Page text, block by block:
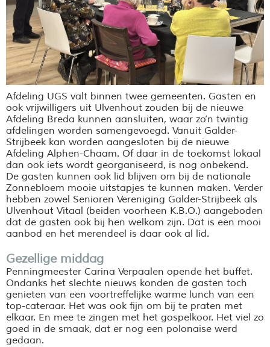
Afdeling UGS valt binnen twee gemeenten. Gasten en
ook vrijwilligers uit Ulvenhout zouden bij de nieuwe
Afdeling Breda kunnen aansluiten, waar zo’n twintig
afdelingen worden samengevoegd. Vanuit Galder-
Strijbeek kan worden aangesloten bij de nieuwe
Afdeling Alphen-Chaam. Of daar in de toekomst lokaal
dan ook iets wordt georganiseerd, is nog onbekend.
De gasten kunnen ook lid blijven om bij de nationale
Zonnebloem mooie uitstapjes te kunnen maken. Verder
hebben zowel Senioren Vereniging Galder-Strijbeek als
Ulvenhout Vitaal (beiden voorheen K.B.O.) aangeboden
dat de gasten ook bij hen welkom zijn. Dat is een mooi
aanbod en het merendeel is daar ook al lid.
Gezellige middag
Penningmeester Carina Verpaalen opende het buffet.
Ondanks het slechte nieuws konden de gasten toch
genieten van een voortreffelijke warme lunch van een
top-cateraar. Het was ook fijn om bij te praten met
elkaar. En mee te zingen met het gospelkoor. Het viel zo
goed in de smaak, dat er nog een polonaise werd
gedaan.